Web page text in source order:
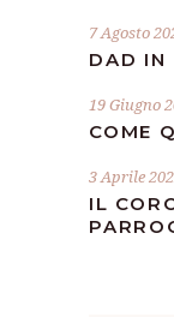
7 Agosto
DAD IN
19 Giugno
COME
3 Aprile
IL